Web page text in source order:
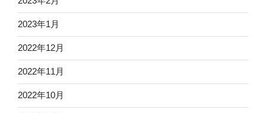
2023年1月
2022年12月
2022年11月
2022年10月